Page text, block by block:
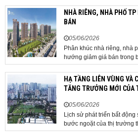
phương án hạ tầng mang
dựng tuyến hầm ngầm
NHÀ RIÊNG, NHÀ PHỐ
BÁN
05/06/2026
Phân khúc nhà riêng, nhà
hướng giảm giá bán trong
trường suy yếu, người
rao bán căn nhà trong
Minh, một chủ nhà tại TP
HẠ TẦNG LIÊN VÙNG VÀ
TĂNG TRƯỞNG MỚI CỦA
05/06/2026
Lịch sử phát triển bất động
bước ngoặt của thị trường
Khi các tuyến kết nối liên